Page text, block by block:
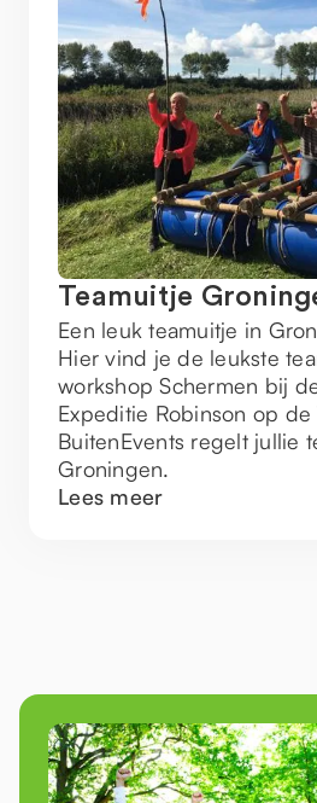
Teamuitje
Een leuk teamuitje in
Hier vind je de leukste
workshop Schermen bij
Expeditie Robinson op
BuitenEvents regelt jullie
Groningen.
Lees meer